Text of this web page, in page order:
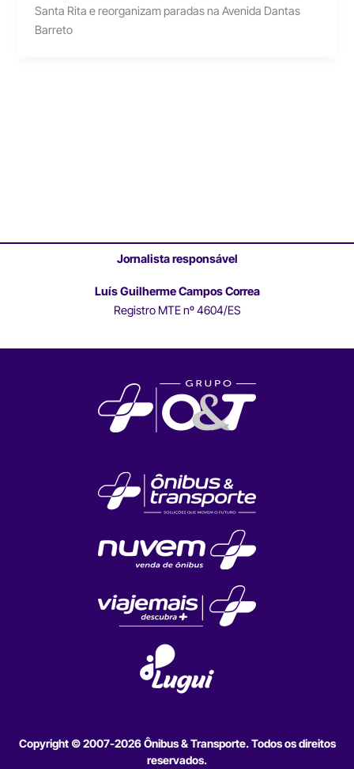
Santa Rita e reorganizam paradas na Avenida Dantas
Barreto
Jornalista responsável
Luís Guilherme Campos Correa
Registro MTE nº 4604/ES
Copyright © 2007-2026 Ônibus & Transporte. Todos os direitos
reservados.